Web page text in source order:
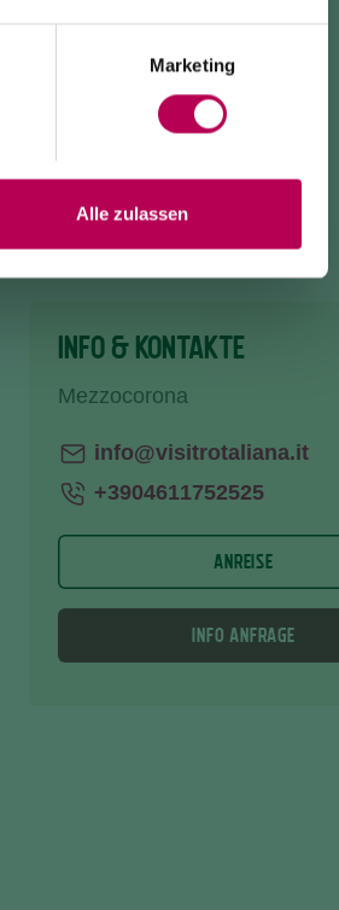
Marketing
Alle zulassen
INFO & KONTAKTE
Mezzocorona
info@visitrotaliana.it
+3904611752525
ANREISE
INFO ANFRAGE